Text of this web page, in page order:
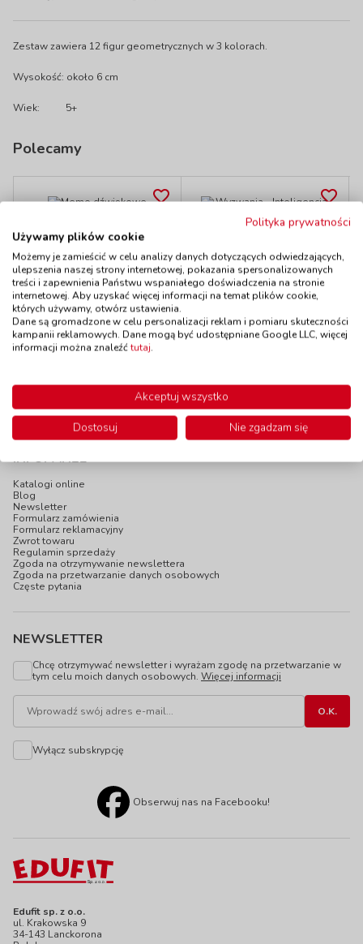
Zestaw zawiera 12 figur geometrycznych w 3 kolorach.
Wysokość: około 6 cm
Wiek: 5+
Polecamy
kod: GO56683
DostępnośćW magazynie
do 5 dni
115,00 zł z VAT
Do koszyka
Wyzwania -
wieloraka
kod: AK20005
DostępnośćW magazynie
1 szt.
do 5 dni
125,00 zł z VAT
Edufit sp. z o.o.
ul. Krakowska 9
34-143 Lanckorona
INFOPANEL
Katalogi online
Blog
Newsletter
Formularz zamówienia
Formularz reklamacyjny
Zwrot towaru
Regulamin sprzedaży
Zgoda na otrzymywanie newslettera
Zgoda na przetwarzanie danych osobowych
Częste pytania
NEWSLETTER
Chcę otrzymywać newsletter i wyrażam zgodę na przetwarzanie w
tym celu moich danych osobowych. Więcej informacji
Wyłącz subskrypcję
Obserwuj nas na Facebooku!
Polityka prywatności
Używamy plików cookie
Możemy je zamieścić w celu analizy danych dotyczących odwiedzających,
ulepszenia naszej strony internetowej, pokazania spersonalizowanych
treści i zapewnienia Państwu wspaniałego doświadczenia na stronie
internetowej. Aby uzyskać więcej informacji na temat plików cookie,
których używamy, otwórz ustawienia.
Dane są gromadzone w celu personalizacji reklam i pomiaru skuteczności
kampanii reklamowych. Dane mogą być udostępniane Google LLC, więcej
informacji można znaleźćtutaj.
Akceptuj wszystko
Dostosuj
Nie zgadzam się